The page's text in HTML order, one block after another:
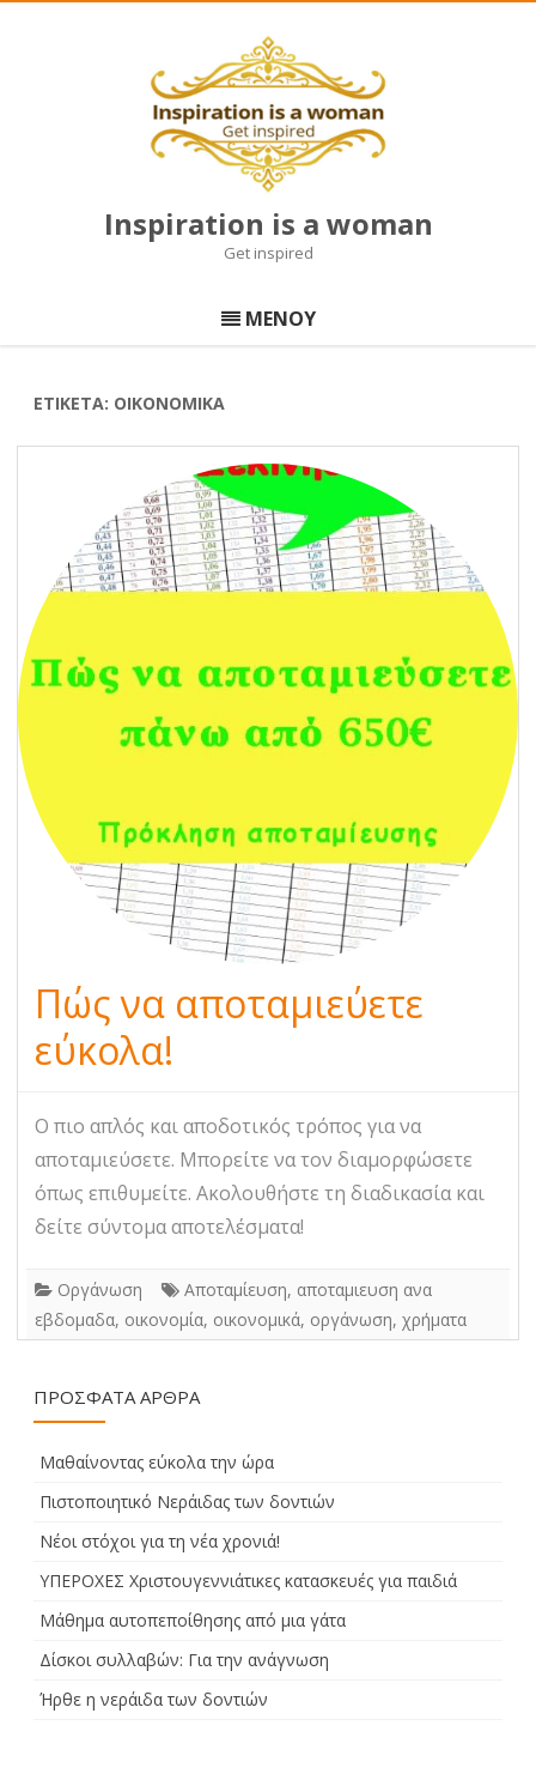
Inspiration is a woman
Get inspired
σε
περιεχόμενο
ΜΕΝΟΥ
ΕΤΙΚΈΤΑ: ΟΙΚΟΝΟΜΙΚΆ
Πώς να αποταμιεύετε
εύκολα!
Ο πιο απλός και αποδοτικός τρόπος για να
αποταμιεύσετε. Μπορείτε να τον διαμορφώσετε
όπως επιθυμείτε. Ακολουθήστε τη διαδικασία και
δείτε σύντομα αποτελέσματα!
Οργάνωση Αποταμίευση, αποταμιευση ανα
εβδομαδα, οικονομία, οικονομικά, οργάνωση, χρήματα
ΠΡΌΣΦΑΤΑ ΆΡΘΡΑ
Μαθαίνοντας εύκολα την ώρα
Πιστοποιητικό Νεράιδας των δοντιών
Νέοι στόχοι για τη νέα χρονιά!
ΥΠΕΡΟΧΕΣ Χριστουγεννιάτικες κατασκευές για παιδιά
Μάθημα αυτοπεποίθησης από μια γάτα
Δίσκοι συλλαβών: Για την ανάγνωση
Ήρθε η νεράιδα των δοντιών